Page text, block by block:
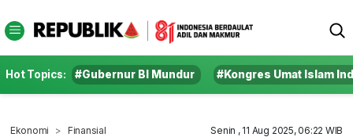
Hot Topics: #Gubernur BI Mundur #Kongres Umat Islam
Ekonomi Finansial Senin , 11 Aug 2025, 06:22 WIB